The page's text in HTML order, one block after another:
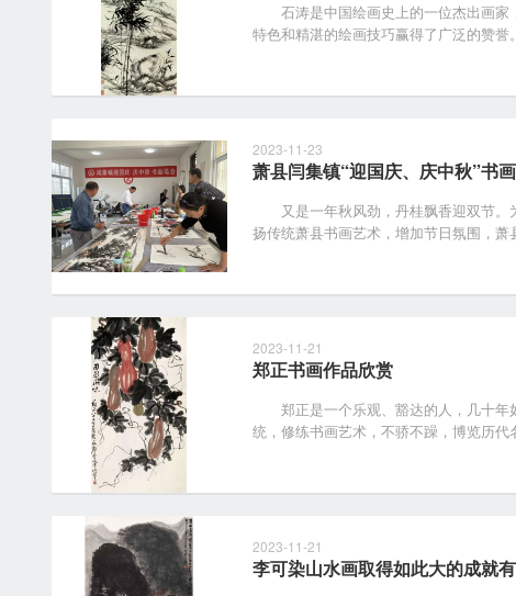
石涛是中国绘画史上的一位杰出画家
特色和精湛的绘画技巧赢得了广泛的赞誉
2023-11-23
萧县闫集镇“迎国庆、庆中秋”书
又是一年秋风劲，丹桂飘香迎双节。
扬传统萧县书画艺术，增加节日氛围，萧
2023-11-21
郑正书画作品欣赏
郑正是一个乐观、豁达的人，几十年
统，修练书画艺术，不骄不躁，博览历代
2023-11-21
李可染山水画取得如此大的成就